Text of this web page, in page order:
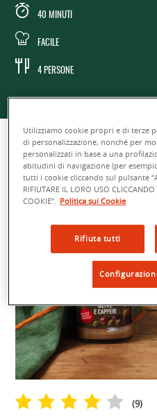
40 MINUTI
FACILE
4 PERSONE
(9)
Utilizziamo cookie propri e di terze
di personalizzazione, nonché per
personalizzati in base a una
abitudini di navigazione (per
tutti i cookie cliccando sul pulsante
RIFIUTARE IL LORO USO CLICCANDO
COOKIE”.
Politica sui Cookie
Rifiuta tutti